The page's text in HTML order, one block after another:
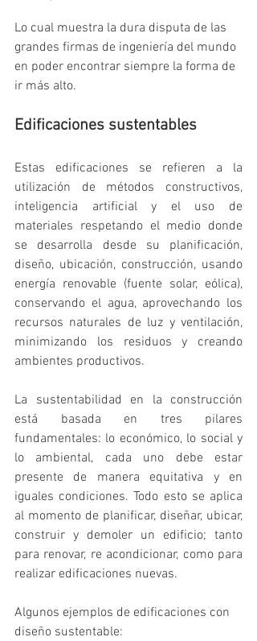
Lo cual muestra la dura disputa de las
grandes firmas de ingeniería del mundo
en poder encontrar siempre la forma de
ir más alto.
Edificaciones sustentables
Estas edificaciones se refieren a la
utilización de métodos constructivos,
inteligencia artificial y el uso de
materiales respetando el medio donde
se desarrolla desde su planificación,
diseño, ubicación, construcción, usando
energía renovable (fuente solar, eólica),
conservando el agua, aprovechando los
recursos naturales de luz y ventilación,
minimizando los residuos y creando
ambientes productivos.
La sustentabilidad en la construcción
está basada en tres pilares
fundamentales: lo económico, lo social y
lo ambiental, cada uno debe estar
presente de manera equitativa y en
iguales condiciones. Todo esto se aplica
al momento de planificar, diseñar, ubicar,
construir y demoler un edificio; tanto
para renovar, re acondicionar, como para
realizar edificaciones nuevas.
Algunos ejemplos de edificaciones con
diseño sustentable: